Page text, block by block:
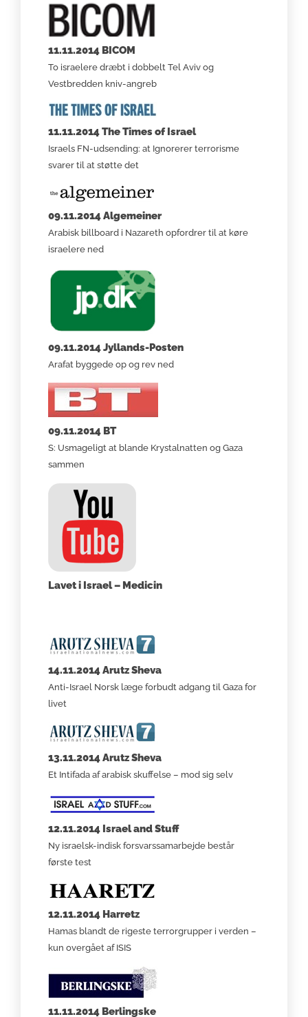
11.11.2014 BICOM
To israelere dræbt i dobbelt Tel Aviv og
Vestbredden kniv-angreb
11.11.2014 The Times of Israel
Israels FN-udsending: at Ignorerer terrorisme
svarer til at støtte det
09.11.2014 Algemeiner
Arabisk billboard i Nazareth opfordrer til at køre
israelere ned
09.11.2014 Jyllands-Posten
Arafat byggede op og rev ned
09.11.2014 BT
S: Usmageligt at blande Krystalnatten og Gaza
sammen
Lavet i Israel – Medicin
14.11.2014 Arutz Sheva
Anti-Israel Norsk læge forbudt adgang til Gaza for
livet
13.11.2014 Arutz Sheva
Et Intifada af arabisk skuffelse – mod sig selv
12.11.2014 Israel and Stuff
Ny israelsk-indisk forsvarssamarbejde består
første test
12.11.2014 Harretz
Hamas blandt de rigeste terrorgrupper i verden –
kun overgået af ISIS
11.11.2014 Berlingske